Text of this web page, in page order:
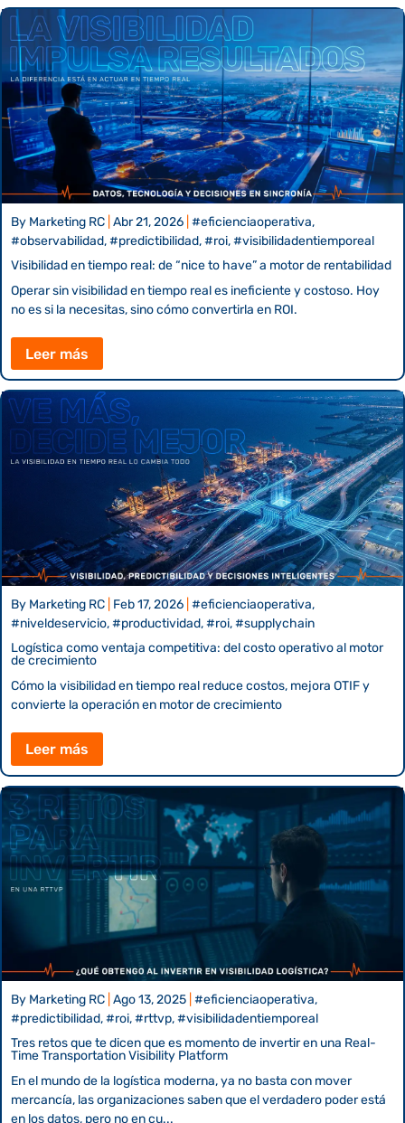
By Marketing RC Abr 21, 2026 #eficienciaoperativa,
#observabilidad, #predictibilidad, #roi, #visibilidadentiemporeal
Visibilidad en tiempo real: de “nice to have” a motor de rentabilidad
Operar sin visibilidad en tiempo real es ineficiente y costoso. Hoy
no es si la necesitas, sino cómo convertirla en ROI.
Leer más
By Marketing RC Feb 17, 2026 #eficienciaoperativa,
#niveldeservicio, #productividad, #roi, #supplychain
Logística como ventaja competitiva: del costo operativo al motor
de crecimiento
Cómo la visibilidad en tiempo real reduce costos, mejora OTIF y
convierte la operación en motor de crecimiento
Leer más
By Marketing RC Ago 13, 2025 #eficienciaoperativa,
#predictibilidad, #roi, #rttvp, #visibilidadentiemporeal
Tres retos que te dicen que es momento de invertir en una Real-
Time Transportation Visibility Platform
En el mundo de la logística moderna, ya no basta con mover
mercancía, las organizaciones saben que el verdadero poder está
en los datos, pero no en cu...